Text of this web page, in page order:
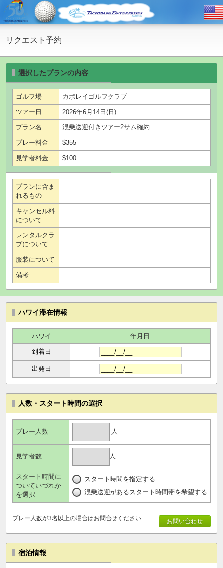
リクエスト予約
選択したプランの内容
ゴルフ場 カポレイゴルフクラブ
ツアー日 2026年6月14日(日)
プラン名 混乗送迎付きツアー2サム確約
プレー料金 $355
見学者料金 $100
プランに含ま
れるもの
キャンセル料
について
レンタルクラ
ブについて
服装について
備考
ハワイ滞在情報
ハワイ 年月日
到着日
出発日
人数・スタート時間の選択
プレー人数 人
見学者数 人
スタート時間に
ついていづれか
を選択
スタート時間を指定する
混乗送迎があるスタート時間帯を希望する
お問い合わせ
プレー人数が3名以上の場合はお問合せください
宿泊情報